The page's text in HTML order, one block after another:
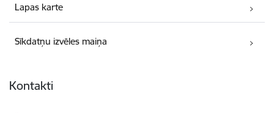
Lapas karte
Sīkdatņu izvēles maiņa
Kontakti